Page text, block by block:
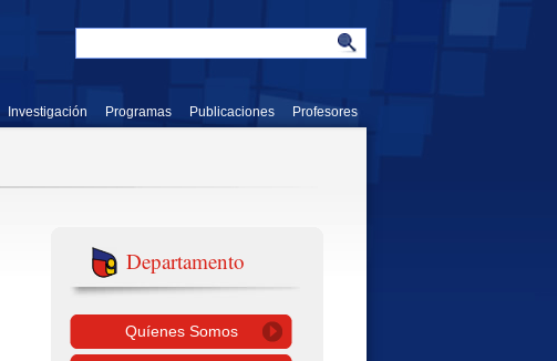
Investigación Programas Publicaciones Profesores
Departamento
Quíenes Somos